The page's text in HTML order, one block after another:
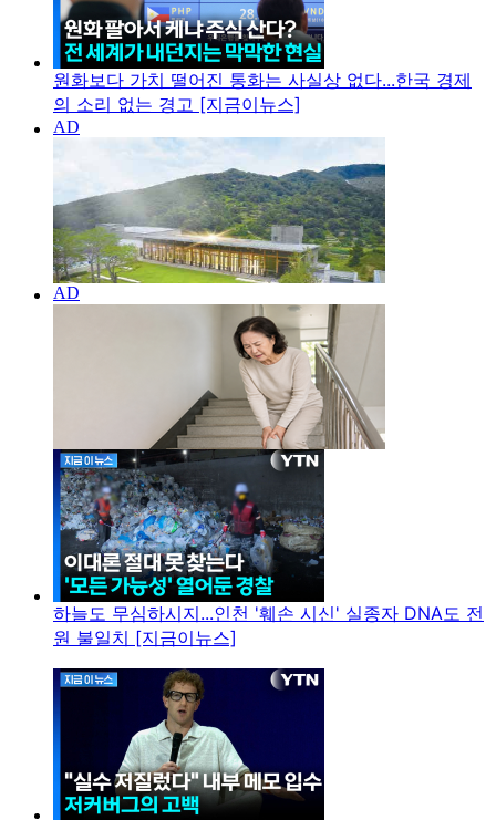
원화보다 가치 떨어진 통화는 사실상 없다...한국 경제
의 소리 없는 경고 [지금이뉴스]
하늘도 무심하시지...인천 '훼손 시신' 실종자 DNA도 전
원 불일치 [지금이뉴스]